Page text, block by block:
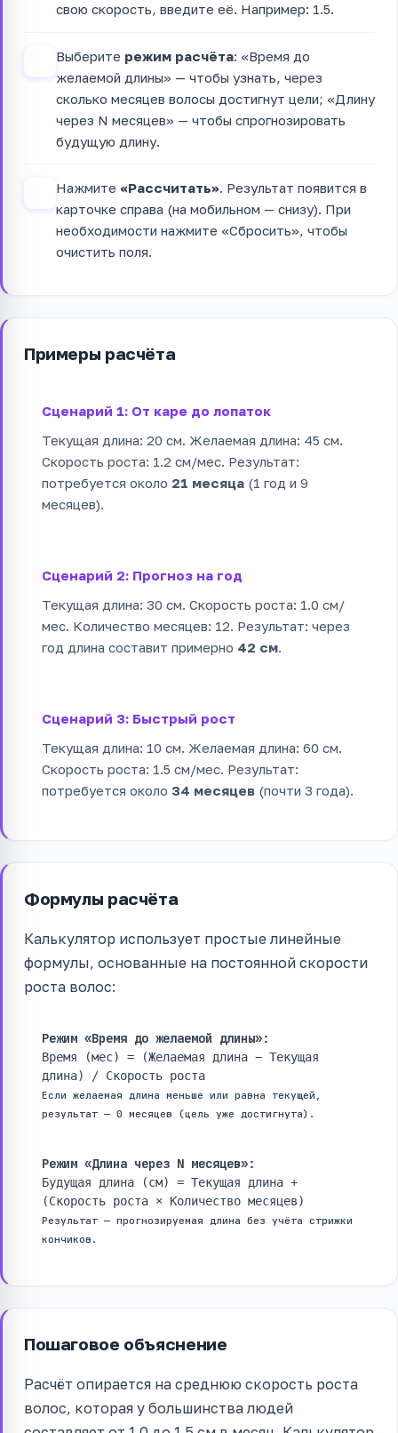
свою скорость, введите её. Например: 1.5.
Выберите режим расчёта: «Время до
желаемой длины» — чтобы узнать, через
сколько месяцев волосы достигнут цели; «Длину
через N месяцев» — чтобы спрогнозировать
будущую длину.
Нажмите «Рассчитать». Результат появится в
карточке справа (на мобильном — снизу). При
необходимости нажмите «Сбросить», чтобы
очистить поля.
Примеры расчёта
Сценарий 1: От каре до лопаток
Текущая длина: 20 см. Желаемая длина: 45 см.
Скорость роста: 1.2 см/мес. Результат:
потребуется около 21 месяца (1 год и 9
месяцев).
Сценарий 2: Прогноз на год
Текущая длина: 30 см. Скорость роста: 1.0 см/
мес. Количество месяцев: 12. Результат: через
год длина составит примерно 42 см.
Сценарий 3: Быстрый рост
Текущая длина: 10 см. Желаемая длина: 60 см.
Скорость роста: 1.5 см/мес. Результат:
потребуется около 34 месяцев (почти 3 года).
Формулы расчёта
Калькулятор использует простые линейные
формулы, основанные на постоянной скорости
роста волос:
Режим «Время до желаемой длины»:
Время (мес) = (Желаемая длина − Текущая
длина) / Скорость роста
Если желаемая длина меньше или равна текущей,
результат — 0 месяцев (цель уже достигнута).
Режим «Длина через N месяцев»:
Будущая длина (см) = Текущая длина +
(Скорость роста × Количество месяцев)
Результат — прогнозируемая длина без учёта стрижки
кончиков.
Пошаговое объяснение
Расчёт опирается на среднюю скорость роста
волос, которая у большинства людей